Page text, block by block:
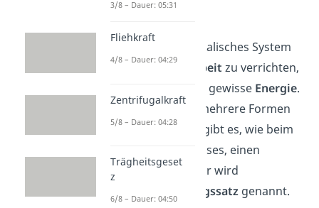
Energie
Besitzt ein physikalisches System
dieFähigkeit Arbeit zu verrichten,
so besitzt es eine gewisse Energie.
Die Energie hat mehrere Formen
und Arten. Auch gibt es, wie beim
Thema des Impulses, einen
Erhaltungssatz. Er wird
Energieerhaltungssatzgenannt.
3/8 – Dauer: 05:31
Fliehkraft
4/8 – Dauer: 04:29
Zentrifugalkraft
5/8 – Dauer: 04:28
Trägheitsgeset
z
6/8 – Dauer: 04:50